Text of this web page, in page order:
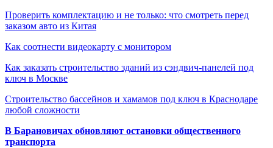
Проверить комплектацию и не только: что смотреть перед
заказом авто из Китая
Как соотнести видеокарту с монитором
Как заказать строительство зданий из сэндвич-панелей под
ключ в Москве
Строительство бассейнов и хамамов под ключ в Краснодаре
любой сложности
В Барановичах обновляют остановки общественного
транспорта